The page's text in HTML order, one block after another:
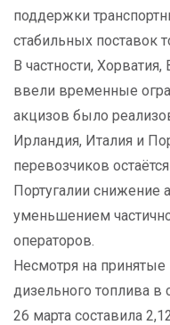
поддержки
стабильных поставок
В частности,
ввели временные
акцизов было
Ирландия, Италия и
перевозчиков
Португалии снижение
уменьшением
операторов.
Несмотря на
дизельного топлива в
26 марта составила